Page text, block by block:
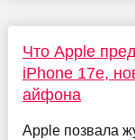
Что Apple
iPhone 17e,
айфона
Apple позвала